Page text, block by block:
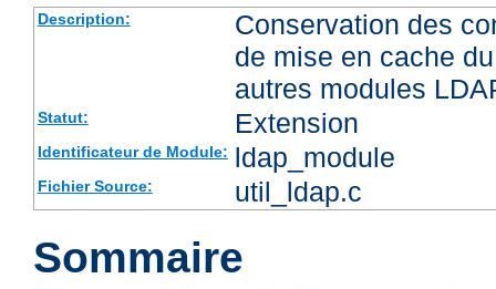
Description:
Conservation des
de mise en cache
autres modules
Statut: Extension
Identificateur de Module: ldap_module
Fichier Source: util_ldap.c
Sommaire